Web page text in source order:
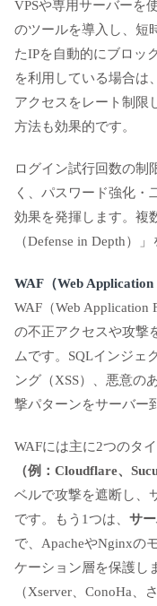
VPSや専用サーバーを
のツールを導入し、短
たIPを自動的にブロッ
を利用している場合は、
アクセスをレート制限
方法も効果的です。
ログイン試行回数の制
く、パスワード強化・
効果を発揮します。複
（Defense in Depth）
WAF（Web
WAF（Web Application
の不正アクセスや攻撃
ムです。SQLインジェ
ング（XSS）、悪意の
撃パターンをサーバー
WAFには主に2つのタ
（例：Cloudflare、
ベルで攻撃を遮断し、
です。もう1つは、 サ
で、ApacheやNginxの
ケーション層を保護し
（Xserver、ConoHa